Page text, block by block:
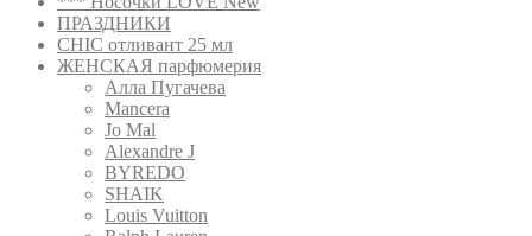
ПРАЗДНИКИ
CHIC отливант 25 мл
ЖЕНСКАЯ парфюмерия
Алла Пугачева
Mancera
Jo Mal
Alexandre J
BYREDO
SHAIK
Louis Vuitton